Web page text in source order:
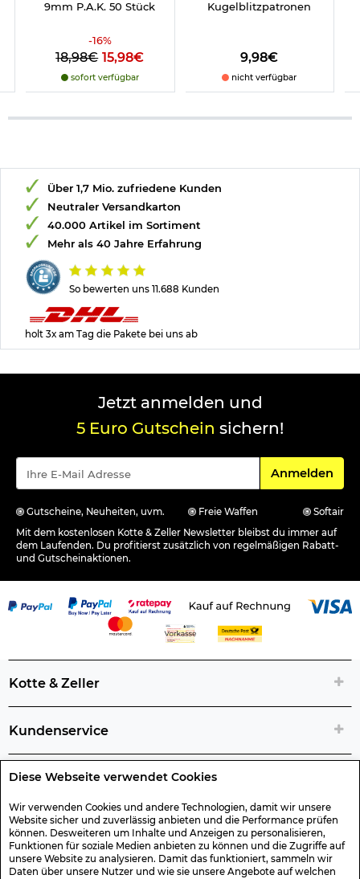
Diese Webseite verwendet Cookies
Wir verwenden Cookies und andere Technologien, damit wir unsere
Website sicher und zuverlässig anbieten und die Performance prüfen
können. Desweiteren um Inhalte und Anzeigen zu personalisieren,
Funktionen für soziale Medien anbieten zu können und die Zugriffe auf
unsere Website zu analysieren. Damit das funktioniert, sammeln wir
Daten über unsere Nutzer und wie sie unsere Angebote auf welchen
9mm P.A.K. 50 Stück
-16%
18,98€ 15,98€
sofort verfügbar
Kugelblitzpatronen
9,98€
nicht verfügbar
So bewerten uns 11.688 Kunden
Über 1,7 Mio. zufriedene Kunden
Neutraler Versandkarton
40.000 Artikel im Sortiment
Mehr als 40 Jahre Erfahrung
holt 3x am Tag die Pakete bei uns ab
Jetzt anmelden und
5 Euro Gutschein sichern!
Für den
Anmelden
Gutscheine, Neuheiten, uvm. Freie Waffen
Softair
Mit dem kostenlosen Kotte & Zeller Newsletter bleibst du immer auf
dem Laufenden. Du profitierst zusätzlich von regelmäßigen Rabatt-
und Gutscheinaktionen.
Kotte & Zeller
Kundenservice
Rechtliche Artikelinfos
Geschenk-Gutscheine
Versand & Rücksendung